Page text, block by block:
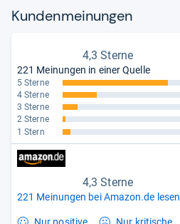
Kun­den­mei­nun­gen
4,3 Sterne
221 Meinungen in einer Quelle
5 Sterne
4 Sterne
3 Sterne
2 Sterne
1 Stern
4,3 Sterne
221 Meinungen bei Amazon.de lesen
Nur positive Nur kritische